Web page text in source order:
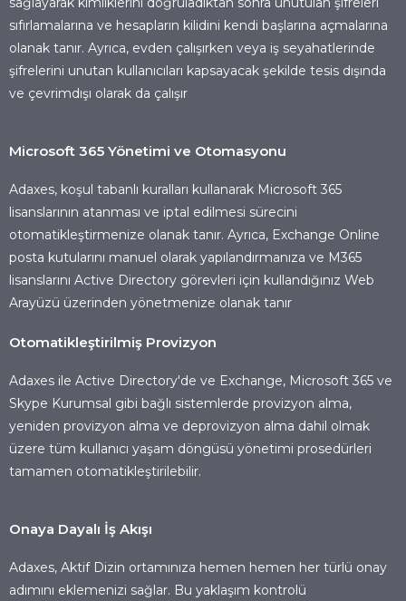
sıfırlamalarına ve hesapların kilidini kendi başlarına açmalarına
olanak tanır. Ayrıca, evden çalışırken veya iş seyahatlerinde
şifrelerini unutan kullanıcıları kapsayacak şekilde tesis dışında
ve çevrimdışı olarak da çalışır
Microsoft 365 Yönetimi ve Otomasyonu
Adaxes, koşul tabanlı kuralları kullanarak Microsoft 365
lisanslarının atanması ve iptal edilmesi sürecini
otomatikleştirmenize olanak tanır. Ayrıca, Exchange Online
posta kutularını manuel olarak yapılandırmanıza ve M365
lisanslarını Active Directory görevleri için kullandığınız Web
Arayüzü üzerinden yönetmenize olanak tanır
Otomatikleştirilmiş Provizyon
Adaxes ile Active Directory'de ve Exchange, Microsoft 365 ve
Skype Kurumsal gibi bağlı sistemlerde provizyon alma,
yeniden provizyon alma ve deprovizyon alma dahil olmak
üzere tüm kullanıcı yaşam döngüsü yönetimi prosedürleri
tamamen otomatikleştirilebilir.
Onaya Dayalı İş Akışı
Adaxes, Aktif Dizin ortamınıza hemen hemen her türlü onay
adımını eklemenizi sağlar. Bu yaklaşım kontrolü